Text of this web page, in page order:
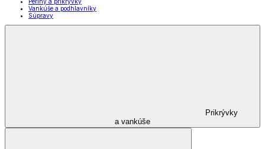
Vankúše a podhlavníky
Súpravy
Prikrývky
a vankúše